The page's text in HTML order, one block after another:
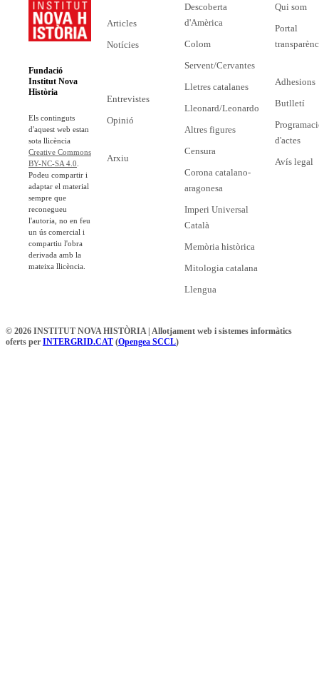
Fundació
Institut Nova
Història
Els continguts
d'aquest web estan
sota llicència
Creative Commons
BY-NC-SA 4.0
Podeu compartir i
adaptar el material
sempre que
reconegueu
l'autoria, no en feu
un ús comercial i
compartiu l'obra
derivada amb la
mateixa llicència.
Articles
Notícies
Entrevistes
Opinió
Arxiu
Descoberta
d'Amèrica
Colom
Servent/Cervantes
Lletres catalanes
Lleonard/Leonardo
Altres figures
Censura
Corona catalano-
aragonesa
Imperi Universal
Català
Memòria històrica
Mitologia catalana
Llengua
Qui som
Portal
Adhesions
Butlletí
d'actes
Avís legal
© 2026 INSTITUT NOVA HISTÒRIA | Allotjament web i sistemes informàtics
oferts per INTERGRID.CAT (Opengea SCCL)